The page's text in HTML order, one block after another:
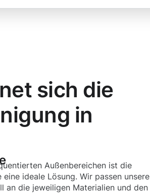
sich die
in
Außenbereichen ist die
ideale Lösung. Wir passen unsere
an die jeweiligen Materialien und den